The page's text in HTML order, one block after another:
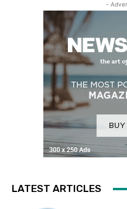
-
LATEST ARTICLES